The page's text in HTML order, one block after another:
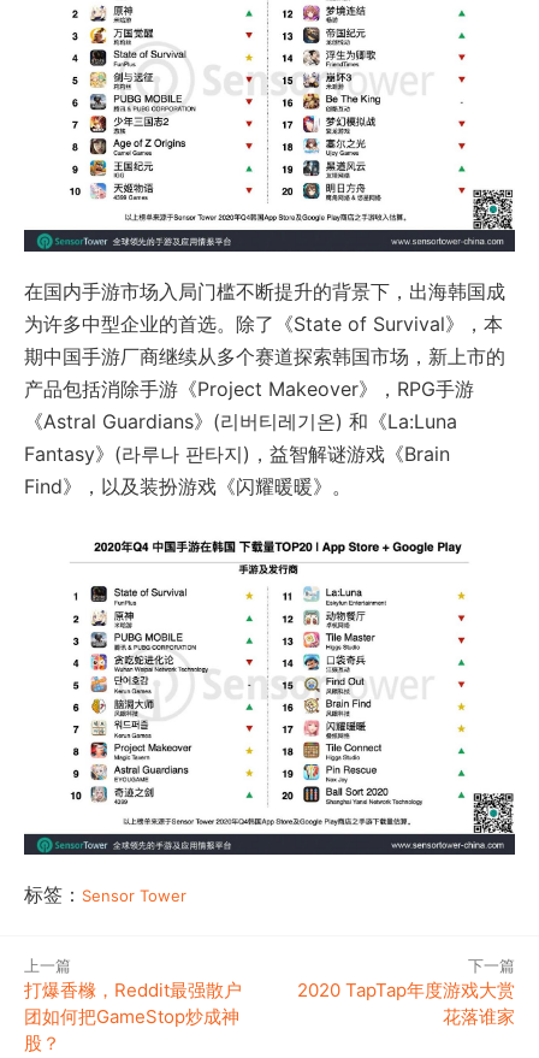
在国内手游市场入局门槛不断提升的背景下，出海韩国成
为许多中型企业的首选。除了《State of Survival》，本
期中国手游厂商继续从多个赛道探索韩国市场，新上市的
产品包括消除手游《Project Makeover》，RPG手游
《Astral Guardians》(리버티레기온) 和《La:Luna
Fantasy》(라루나 판타지)，益智解谜游戏《Brain
Find》，以及装扮游戏《闪耀暖暖》。
标签： Sensor Tower
上一篇
打爆香橼，Reddit最强散户
团如何把GameStop炒成神
股？
下一篇
2020 TapTap年度游戏大赏
花落谁家